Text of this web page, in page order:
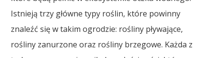
Istnieją trzy główne typy roślin, które powinny
znaleźć się w takim ogrodzie: rośliny pływające,
rośliny zanurzone oraz rośliny brzegowe. Każda z